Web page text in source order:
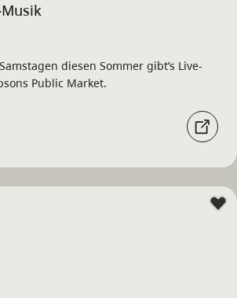
diesen Sommer gibt’s Live-
Public Market.